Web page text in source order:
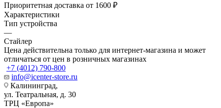
Приоритетная доставка от 1600 ₽
Характеристики
Тип устройства
—
Стайлер
Цена действительна только для интернет-магазина и может
отличаться от цен в розничных магазинах
+7 (4012) 790-800
info@icenter-store.ru
Калининград,
ул. Театральная, д. 30
ТРЦ «Европа»